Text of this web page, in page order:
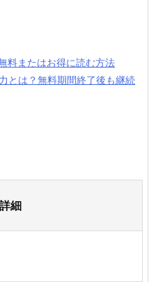
料またはお得に読む方法
とは？無料期間終了後も継続
詳細